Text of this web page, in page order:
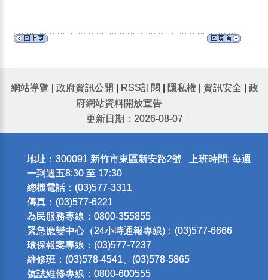
網站導覽 政府資訊公開 RSS訂閱 隱私權 資訊安全
政
府網站資料開放宣告
更新日期：2026-08-07
地址：300091 新竹市東區新安路2號 上班時間: 每週
一到週五8:30 至 17:30
總機電話：(03)577-3311
傳真：(03)577-6221
為民服務專線：0800-355855
緊急應變中心（24小時通報專線)：(03)577-6666
環保報案專線：(03)577-7237
維修班：(03)578-4541、(03)578-5865
號誌維修專線：0800-600555